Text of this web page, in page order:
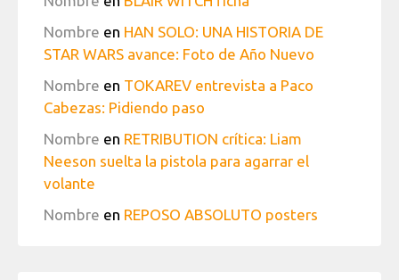
Nombre en HAN SOLO: UNA HISTORIA DE
STAR WARS avance: Foto de Año Nuevo
Nombre en TOKAREV entrevista a Paco
Cabezas: Pidiendo paso
Nombre en RETRIBUTION crítica: Liam
Neeson suelta la pistola para agarrar el
volante
Nombre en REPOSO ABSOLUTO posters